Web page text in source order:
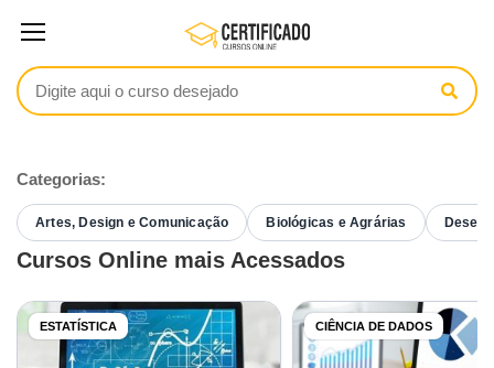
Categorias:
Artes, Design e Comunicação Biológicas e Agrárias
Cursos Online mais Acessados
ESTATÍSTICA CIÊNCIA DE DADOS